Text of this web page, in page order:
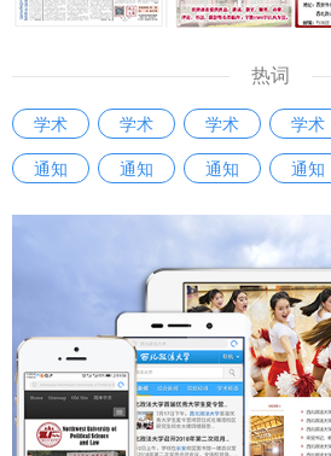
热词
学术 学术 学术 学术
通知
通知 通知 通知